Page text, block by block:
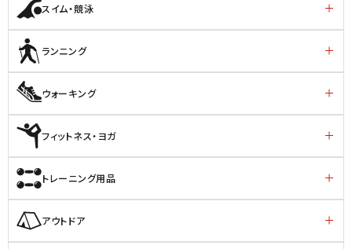
スイム・競泳
ランニング
ウォーキング
フィットネス・ヨガ
トレーニング用品
アウトドア